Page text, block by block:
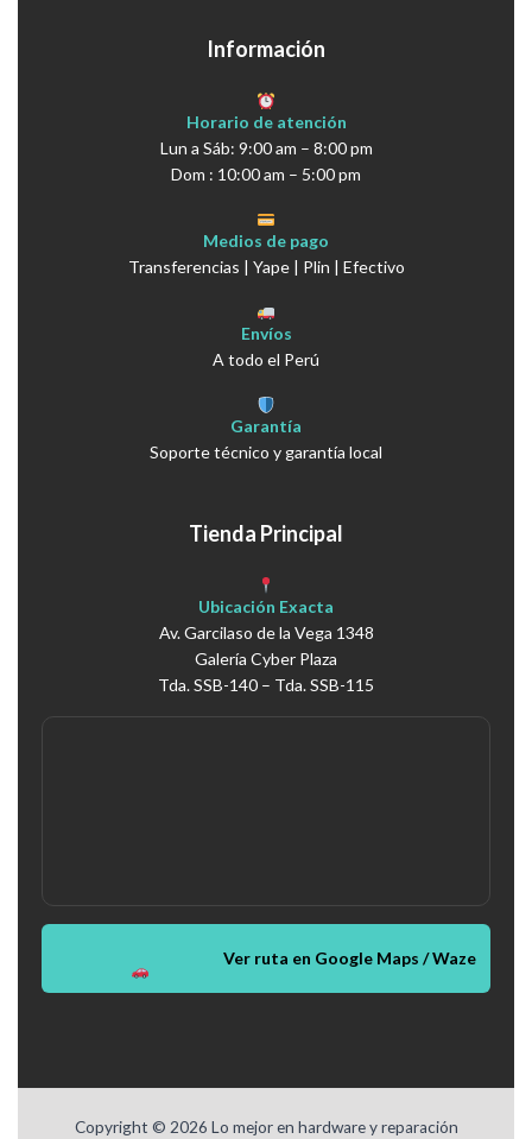
Información
Horario de atención
Lun a Sáb: 9:00 am – 8:00 pm
Dom : 10:00 am – 5:00 pm
Medios de pago
Transferencias | Yape | Plin | Efectivo
Envíos
A todo el Perú
Garantía
Soporte técnico y garantía local
Tienda Principal
Ubicación Exacta
Av. Garcilaso de la Vega 1348
Galería Cyber Plaza
Tda. SSB-140 – Tda. SSB-115
Ver ruta en Google Maps / Waze
Copyright © 2026 Lo mejor en hardware y reparación